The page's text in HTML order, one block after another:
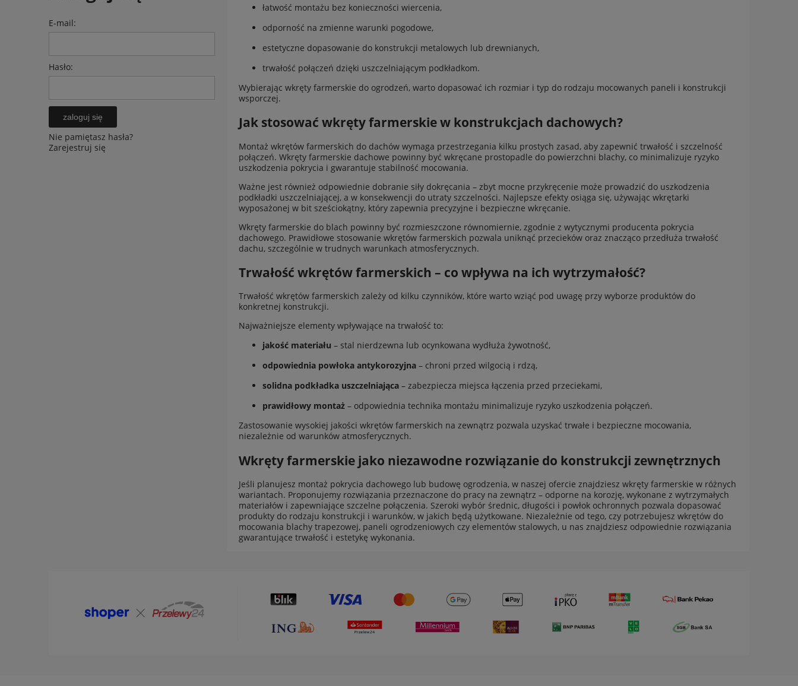
E-mail:
Hasło:
zaloguj się
Nie pamiętasz hasła?
Zarejestruj się
łatwość montażu bez konieczności wiercenia,
odporność na zmienne warunki pogodowe,
estetyczne dopasowanie do konstrukcji metalowych lub drewnianych,
trwałość połączeń dzięki uszczelniającym podkładkom.
Wybierając wkręty farmerskie do ogrodzeń, warto dopasować ich rozmiar i typ do rodzaju mocowanych paneli i konstrukcji
wsporczej.
Jak stosować wkręty farmerskie w konstrukcjach dachowych?
Montaż wkrętów farmerskich do dachów wymaga przestrzegania kilku prostych zasad, aby zapewnić trwałość i szczelność
połączeń. Wkręty farmerskie dachowe powinny być wkręcane prostopadle do powierzchni blachy, co minimalizuje ryzyko
uszkodzenia pokrycia i gwarantuje stabilność mocowania.
Ważne jest również odpowiednie dobranie siły dokręcania – zbyt mocne przykręcenie może prowadzić do uszkodzenia
podkładki uszczelniającej, a w konsekwencji do utraty szczelności. Najlepsze efekty osiąga się, używając wkrętarki
wyposażonej w bit sześciokątny, który zapewnia precyzyjne i bezpieczne wkręcanie.
Wkręty farmerskie do blach powinny być rozmieszczone równomiernie, zgodnie z wytycznymi producenta pokrycia
dachowego. Prawidłowe stosowanie wkrętów farmerskich pozwala uniknąć przecieków oraz znacząco przedłuża trwałość
dachu, szczególnie w trudnych warunkach atmosferycznych.
Trwałość wkrętów farmerskich – co wpływa na ich wytrzymałość?
Trwałość wkrętów farmerskich zależy od kilku czynników, które warto wziąć pod uwagę przy wyborze produktów do
konkretnej konstrukcji.
Najważniejsze elementy wpływające na trwałość to:
jakość materiału – stal nierdzewna lub ocynkowana wydłuża żywotność,
odpowiednia powłoka antykorozyjna – chroni przed wilgocią i rdzą,
solidna podkładka uszczelniająca – zabezpiecza miejsca łączenia przed przeciekami,
prawidłowy montaż – odpowiednia technika montażu minimalizuje ryzyko uszkodzenia połączeń.
Zastosowanie wysokiej jakości wkrętów farmerskich na zewnątrz pozwala uzyskać trwałe i bezpieczne mocowania,
niezależnie od warunków atmosferycznych.
Wkręty farmerskie jako niezawodne rozwiązanie do konstrukcji zewnętrznych
Jeśli planujesz montaż pokrycia dachowego lub budowę ogrodzenia, w naszej ofercie znajdziesz wkręty farmerskie w różnych
wariantach. Proponujemy rozwiązania przeznaczone do pracy na zewnątrz – odporne na korozję, wykonane z wytrzymałych
materiałów i zapewniające szczelne połączenia. Szeroki wybór średnic, długości i powłok ochronnych pozwala dopasować
produkty do rodzaju konstrukcji i warunków, w jakich będą użytkowane. Niezależnie od tego, czy potrzebujesz wkrętów do
mocowania blachy trapezowej, paneli ogrodzeniowych czy elementów stalowych, u nas znajdziesz odpowiednie rozwiązania
gwarantujące trwałość i estetykę wykonania.